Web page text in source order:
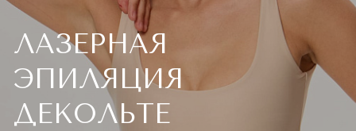
ЛАЗЕРНАЯ
ЭПИЛЯЦИЯ
ДЕКОЛЬТЕ